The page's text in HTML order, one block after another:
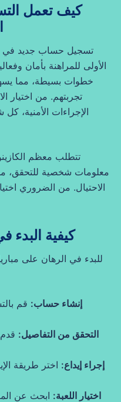
كيف تعمل
تسجيل حساب جديد في
الأولى للمراهنة بأمان
خطوات بسيطة، مما
تجربتهم. من اختيار
الإجراءات
تتطلب معظم
معلومات شخصية للتحقق،
الاحتيال. من الضروري
كيفية البدء
للبدء في الرهان على
إنشاء حساب: قم
التحقق من التفاصيل:
إجراء إيداع: اختر طريقة
اختيار اللعبة: ابحث عن